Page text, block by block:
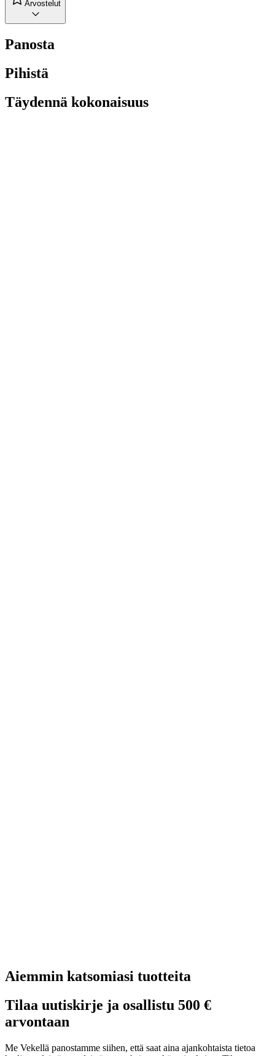
Arvostelut
Panosta
Pihistä
Täydennä kokonaisuus
Aiemmin katsomiasi tuotteita
Tilaa uutiskirje ja osallistu 500 €
arvontaan
Me Vekellä panostamme siihen, että saat aina ajankohtaista tietoa